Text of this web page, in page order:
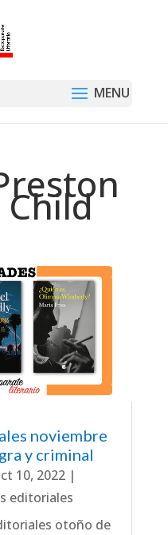
noviembre
y criminal
10, 2022|
editoriales
otoño de